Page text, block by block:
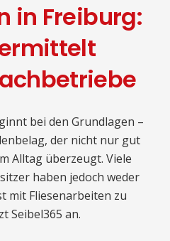
in Freiburg:
bei den Grundlagen –
der nicht nur gut
Alltag überzeugt. Viele
haben jedoch weder
mit Fliesenarbeiten zu
Seibel365 an.